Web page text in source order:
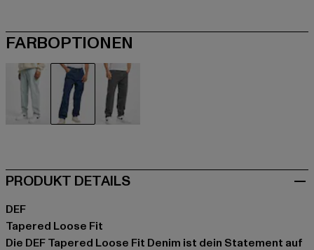
FARBOPTIONEN
PRODUKT DETAILS
DEF
Tapered Loose Fit
Die DEF Tapered Loose Fit Denim ist dein Statement auf